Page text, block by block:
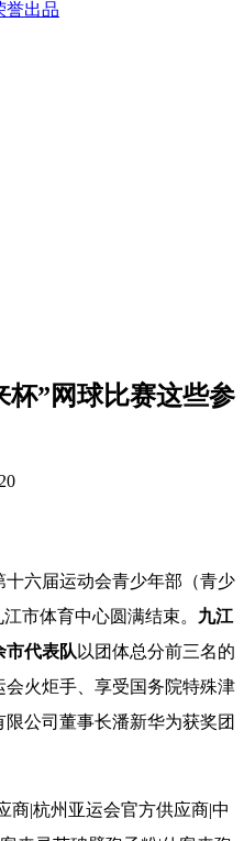
杯”网球比赛这些参
十六届运动会青少年部（青少
市体育中心圆满结束。 九江
市代表队 以团体总分前三名的
火炬手、享受国务院特殊津
公司董事长潘新华为获奖团